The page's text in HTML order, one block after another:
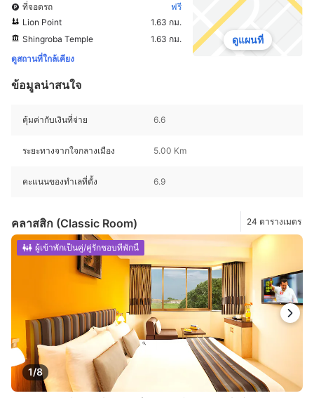
ที่จอดรถ
ฟรี
Lion Point
1.63 กม.
Shingroba Temple
1.63 กม.
ดูสถานที่ใกล้เคียง
ดูแผนที่
ข้อมูลน่าสนใจ
คุ้มค่ากับเงินที่จ่าย 6.6
ระยะทางจากใจกลางเมือง 5.00 Km
คะแนนของทำเลที่ตั้ง 6.9
คลาสสิก (Classic Room) 24 ตารางเมตร
1/8
ผู้เข้าพักเป็นคู่/คู่รักชอบที่พักนี้